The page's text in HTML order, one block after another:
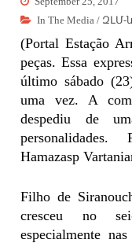
In The Media / ԶԼՄ-
(Portal Estação
peças. Essa
último sábado
uma vez. A
despediu de
personalidades.
Hamazasp
Filho de
cresceu no
especialmente